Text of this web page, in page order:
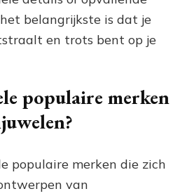
belangrijkste is dat je
en trots bent op je
populaire merken
populaire merken die zich
van